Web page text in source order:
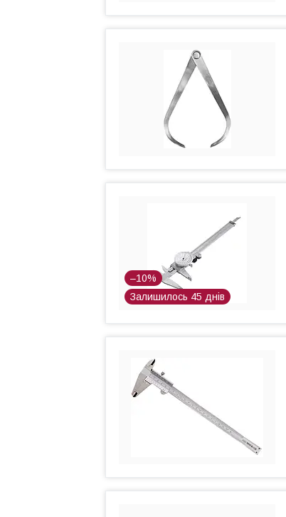
–10%
Залишилось 45 днів